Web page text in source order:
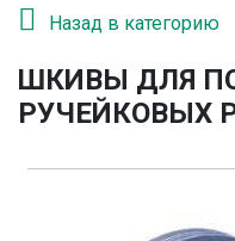
Назад в категорию
ШКИВЫ ДЛЯ
РУЧЕЙКОВЫХ